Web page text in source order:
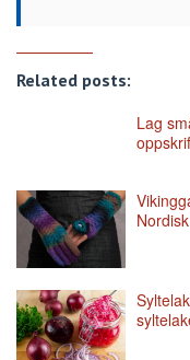
Related posts:
Lag